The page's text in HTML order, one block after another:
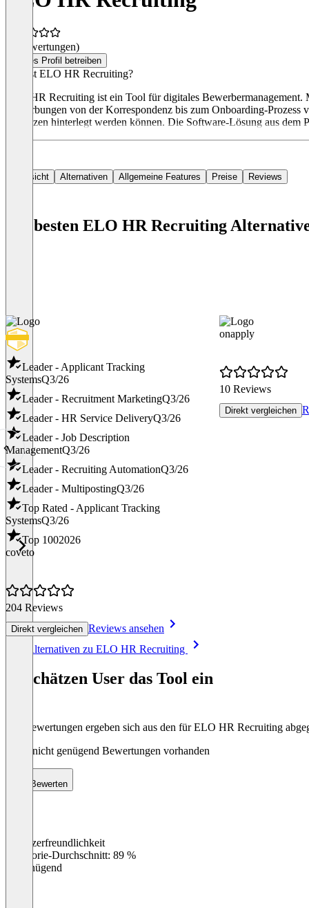
(0 Bewertungen)
Dieses Profil betreiben
Was ist ELO HR Recruiting?
ELO HR Recruiting ist ein Tool für digitales
Bewerbungen von der Korrespondenz bis zum Onboarding-
Vakanzen hinterlegt werden können. Die Software-Lösung aus
Übersicht Alternativen Allgemeine Features Preise Reviews
Die besten ELO HR Recruiting
Leader - Applicant Tracking
SystemsQ3/26
Leader - Recruitment MarketingQ3/26
Leader - HR Service DeliveryQ3/26
Leader - Job Description
ManagementQ3/26
Leader - Recruiting AutomationQ3/26
Leader - MultipostingQ3/26
Top Rated - Applicant Tracking
SystemsQ3/26
Top 1002026
coveto
204 Reviews
Direkt vergleichen Reviews ansehen
onapply
10 Reviews
Direkt vergleichen
Alle Alternativen zu ELO HR Recruiting
So schätzen User das Tool ein
Die Bewertungen ergeben sich aus den für ELO HR Recruiting
Noch nicht genügend Bewertungen vorhanden
Bewerten
Benutzerfreundlichkeit
Kategorie-Durchschnitt: 89 %
Ungenügend